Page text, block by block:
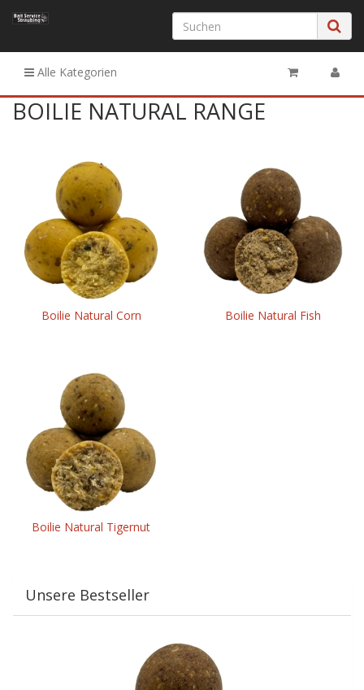
Alle Kategorien
BOILIE NATURAL RANGE
Boilie Natural Corn Boilie Natural Fish
Boilie Natural Tigernut
Unsere Bestseller